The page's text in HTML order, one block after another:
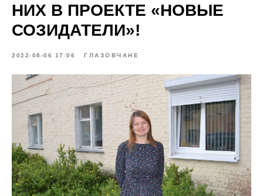
НИХ В ПРОЕКТЕ «НОВЫЕ
СОЗИДАТЕЛИ»!
2022-08-06 17:06 ГЛАЗОВЧАНЕ